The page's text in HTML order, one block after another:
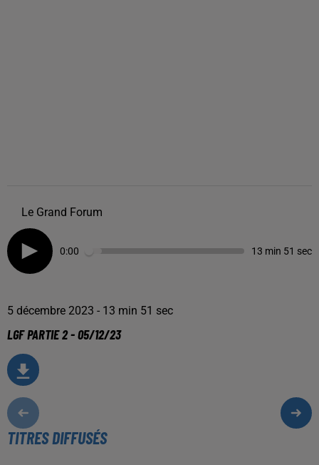
Le Grand Forum
0:00 13 min 51 sec
5 décembre 2023 - 13 min 51 sec
LGF PARTIE 2 - 05/12/23
TITRES DIFFUSÉS